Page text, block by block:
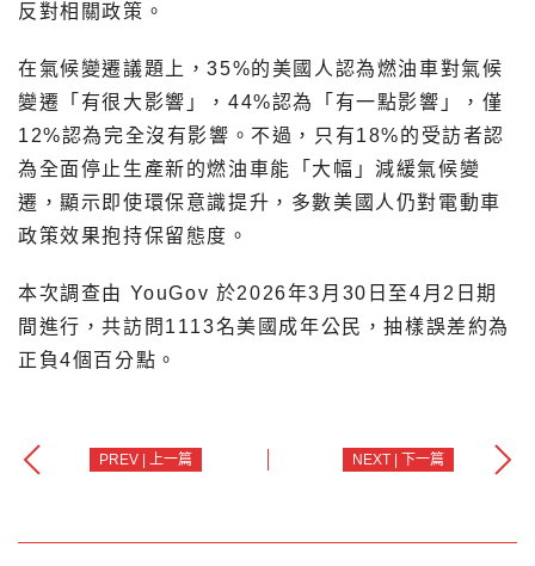
反對相關政策。
在氣候變遷議題上，35%的美國人認為燃油車對氣候
變遷「有很大影響」，44%認為「有一點影響」，僅
12%認為完全沒有影響。不過，只有18%的受訪者認
為全面停止生產新的燃油車能「大幅」減緩氣候變
遷，顯示即使環保意識提升，多數美國人仍對電動車
政策效果抱持保留態度。
本次調查由 YouGov 於2026年3月30日至4月2日期
間進行，共訪問1113名美國成年公民，抽樣誤差約為
正負4個百分點。
PREV | 上一篇 NEXT | 下一篇